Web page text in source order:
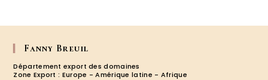
Fanny Breuil
Département export des domaines
Zone Export : Europe - Amérique latine - Afrique